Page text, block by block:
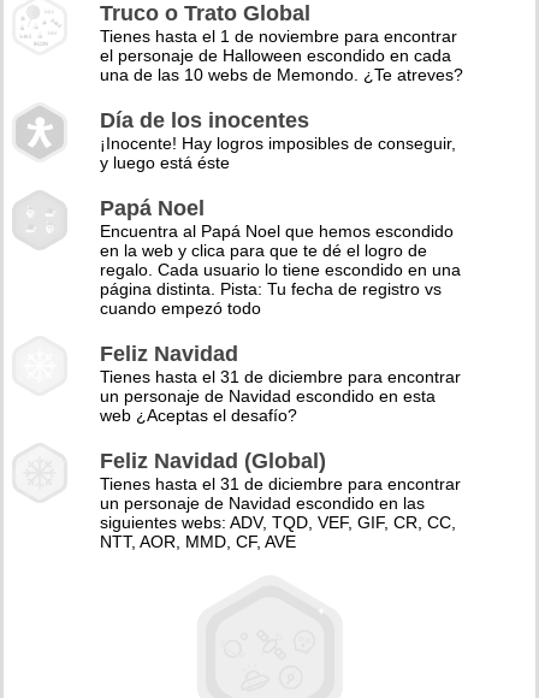
Truco o Trato Global
Tienes hasta el 1 de noviembre para encontrar
el personaje de Halloween escondido en cada
una de las 10 webs de Memondo. ¿Te atreves?
Día de los inocentes
¡Inocente! Hay logros imposibles de conseguir,
y luego está éste
Papá Noel
Encuentra al Papá Noel que hemos escondido
en la web y clica para que te dé el logro de
regalo. Cada usuario lo tiene escondido en una
página distinta. Pista: Tu fecha de registro vs
cuando empezó todo
Feliz Navidad
Tienes hasta el 31 de diciembre para encontrar
un personaje de Navidad escondido en esta
web ¿Aceptas el desafío?
Feliz Navidad (Global)
Tienes hasta el 31 de diciembre para encontrar
un personaje de Navidad escondido en las
siguientes webs: ADV, TQD, VEF, GIF, CR, CC,
NTT, AOR, MMD, CF, AVE